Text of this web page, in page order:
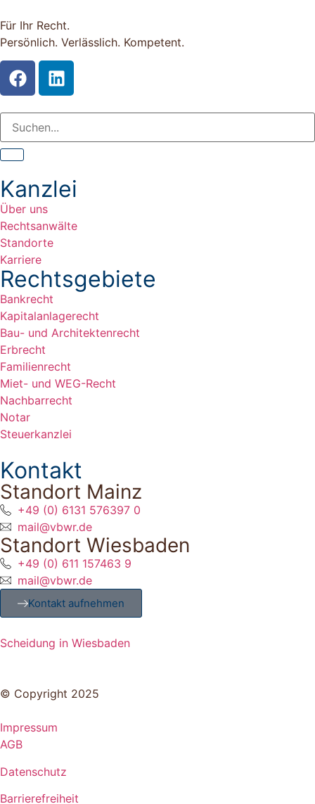
Für Ihr Recht.
Persönlich. Verlässlich. Kompetent.
Kanzlei
Über uns
Rechtsanwälte
Standorte
Karriere
Rechtsgebiete
Bankrecht
Kapitalanlagerecht
Bau- und Architektenrecht
Erbrecht
Familienrecht
Miet- und WEG-Recht
Nachbarrecht
Notar
Steuerkanzlei
Kontakt
Standort Mainz
+49 (0) 6131 576397 0
mail@vbwr.de
Standort Wiesbaden
+49 (0) 611 157463 9
mail@vbwr.de
Kontakt aufnehmen
Scheidung in Wiesbaden
© Copyright 2025
Impressum
AGB
Datenschutz
Barrierefreiheit